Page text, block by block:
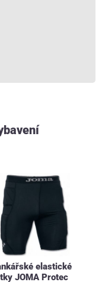
elastické
JOMA Protec